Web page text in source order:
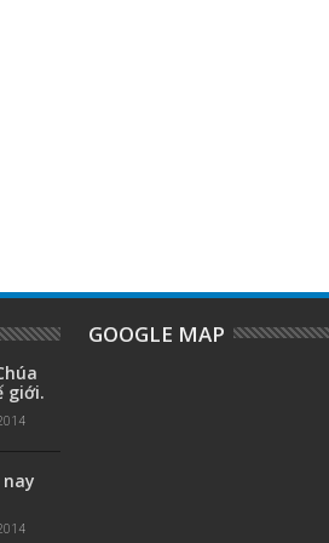
giới.
nay
GOOGLE MAP